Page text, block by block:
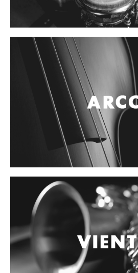
Controladores
Tornamesa
Mezcladora
Interfaz
Agujas
Audifonos
Accesorios
Luces y Escenario
Maquinas de humo y escenario
Controladores
Cables y Conectores
Instrumento